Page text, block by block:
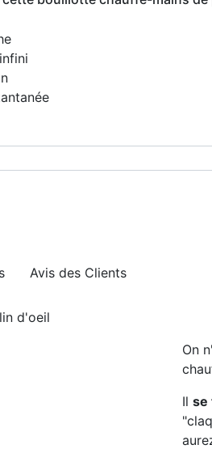
Avis des Clients
d'oeil
On
Il se